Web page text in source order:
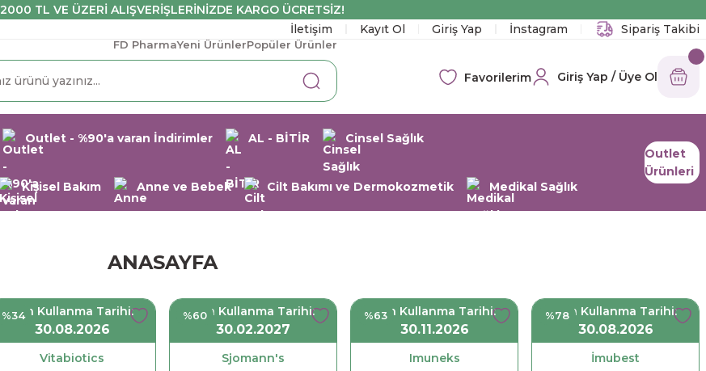
2000 TL VE ÜZERİ ALIŞVERİŞLERİNİZDE KARGO ÜCRETSİZ!
İletişim Kayıt Ol Giriş Yap İnstagram Sipariş Takibi
FD PharmaYeni ÜrünlerPopüler Ürünler
Favorilerim Giriş Yap / Üye Ol
Outlet - %90'a varan İndirimler AL - BİTİR Cinsel Sağlık
Kişisel Bakım Anne ve Bebek Cilt Bakımı ve Dermokozmetik Medikal Sağlık
Outlet
Ürünleri
ANASAYFA
%34Son Kullanma Tarihi:
30.08.2026
Vitabiotics
%60
Son Kullanma Tarihi:
30.02.2027
Sjomann's
%63Son Kullanma Tarihi:
30.11.2026
Imuneks
%78
Son Kullanma Tarihi:
30.08.2026
İmubest